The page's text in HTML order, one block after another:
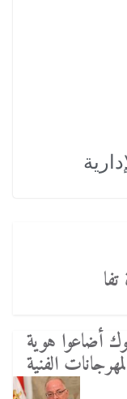
أضاعوا هوية
الفنية